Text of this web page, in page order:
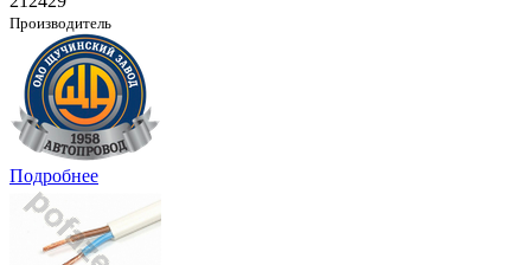
Производитель
Подробнее